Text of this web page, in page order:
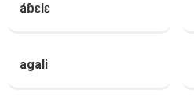
áɓɛlɛ
agali